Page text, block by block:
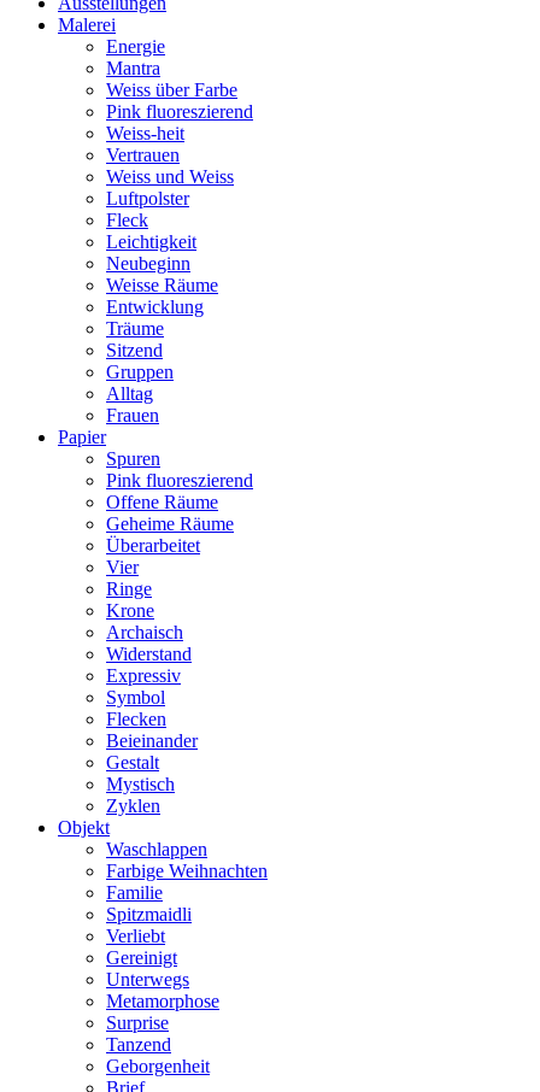
Malerei
Energie
Mantra
Weiss über Farbe
Pink fluoreszierend
Weiss-heit
Vertrauen
Weiss und Weiss
Luftpolster
Fleck
Leichtigkeit
Neubeginn
Weisse Räume
Entwicklung
Träume
Sitzend
Gruppen
Alltag
Frauen
Papier
Spuren
Pink fluoreszierend
Offene Räume
Geheime Räume
Überarbeitet
Vier
Ringe
Krone
Archaisch
Widerstand
Expressiv
Symbol
Flecken
Beieinander
Gestalt
Mystisch
Zyklen
Objekt
Waschlappen
Farbige Weihnachten
Familie
Spitzmaidli
Verliebt
Gereinigt
Unterwegs
Metamorphose
Surprise
Tanzend
Geborgenheit
Brief